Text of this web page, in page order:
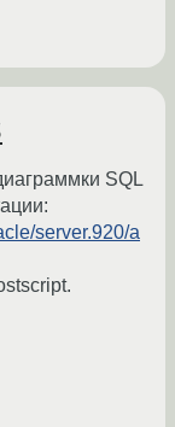
SQL
server.920/a